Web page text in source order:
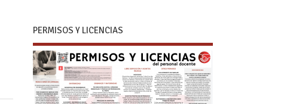
PERMISOS Y LICENCIAS